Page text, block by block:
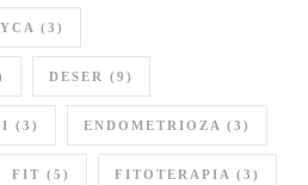
(3)
DESER (9)
(3) ENDOMETRIOZA (3)
FIT (5) FITOTERAPIA (3)